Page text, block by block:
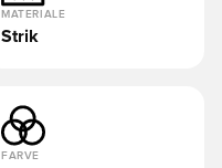
MATERIALE
Strik
FARVE